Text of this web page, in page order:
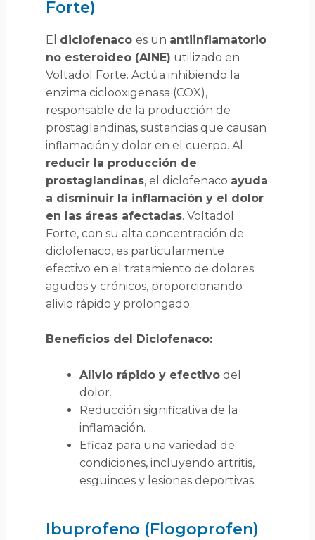
Forte)
El diclofenaco es un antiinflamatorio
no esteroideo (AINE) utilizado en
Voltadol Forte. Actúa inhibiendo la
enzima ciclooxigenasa (COX),
responsable de la producción de
prostaglandinas, sustancias que causan
inflamación y dolor en el cuerpo. Al
reducir la producción de
prostaglandinas, el diclofenaco ayuda
a disminuir la inflamación y el dolor
en las áreas afectadas. Voltadol
Forte, con su alta concentración de
diclofenaco, es particularmente
efectivo en el tratamiento de dolores
agudos y crónicos, proporcionando
alivio rápido y prolongado.
Beneficios del Diclofenaco:
Alivio rápido y efectivodel
dolor.
Reducción significativa de la
inflamación.
Eficaz para una variedad de
condiciones, incluyendo artritis,
esguinces y lesiones deportivas.
Ibuprofeno (Flogoprofen)